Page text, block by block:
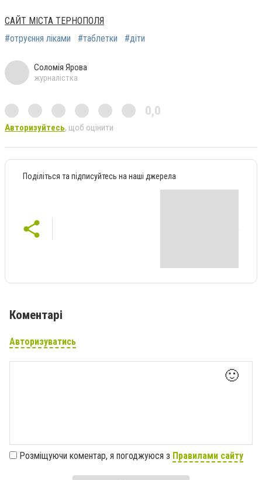
САЙТ МІСТА ТЕРНОПОЛЯ
#отруєння ліками
#таблетки #діти
Соломія Ярова
журналістка
0,0
Авторизуйтесь, щоб оцінити
Поділіться та підписуйтесь на наші джерела
Коментарі
Авторизуватись
🙂
Розміщуючи коментар, я погоджуюся з Правилами сайту